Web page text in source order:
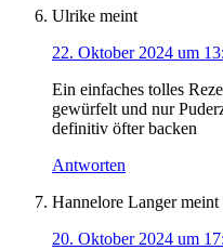
Ulrike meint
22. Oktober 2024 um
Ein einfaches tolles
gewürfelt und nur
definitiv öfter backen
Antworten
Hannelore Langer meint
20. Oktober 2024 um